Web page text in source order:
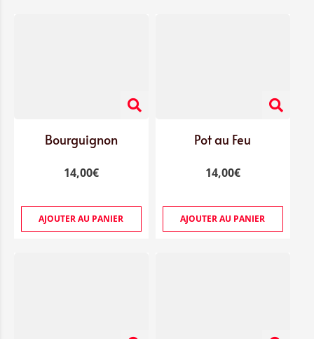
Bourguignon
14,00€
AJOUTER AU PANIER
Pot au Feu
14,00€
AJOUTER AU PANIER